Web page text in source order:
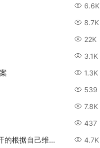
6.6K
8.7K
22K
3.1K
1.3K
539
7.8K
437
【商业版】JAVA 1.4.1 如果没有统计管理的修复方式 修复前提 未二开 二开的根据自己维护的层级修改sql 4.7K